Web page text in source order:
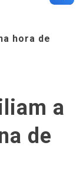
hora de
a
de